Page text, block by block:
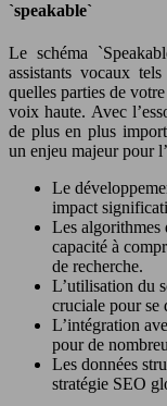
`speakable`
Le schéma
assistants vocaux
quelles parties de
voix haute. Avec
de plus en plus
un enjeu majeur pour
Le
impact
Les algorithmes
capacité à
de recherche.
L’utilisation du
cruciale pour se
L’intégration
pour de
Les données
stratégie SEO